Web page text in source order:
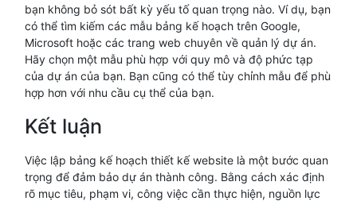
bạn không bỏ sót bất kỳ yếu tố quan trọng nào. Ví dụ, bạn
có thể tìm kiếm các mẫu bảng kế hoạch trên Google,
Microsoft hoặc các trang web chuyên về quản lý dự án.
Hãy chọn một mẫu phù hợp với quy mô và độ phức tạp
của dự án của bạn. Bạn cũng có thể tùy chỉnh mẫu để phù
hợp hơn với nhu cầu cụ thể của bạn.
Kết luận
Việc lập bảng kế hoạch thiết kế website là một bước quan
trọng để đảm bảo dự án thành công. Bằng cách xác định
rõ mục tiêu, phạm vi, công việc cần thực hiện, nguồn lực